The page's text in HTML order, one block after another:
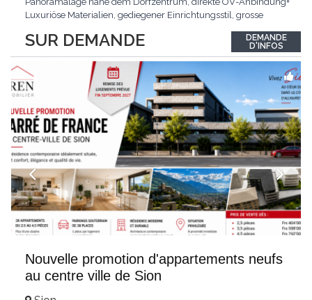
SUR DEMANDE
Luxuriöse Materialien, gediegener Einrichtungsstil, grosse
gemeinschaftliche WaschküchePasst für:Geniesser von
Weitblick und gehobenem WohnkomfortDie Wohnung wird
hochwertig
DEMANDE
D'INFOS
Nouvelle promotion d'appartements neufs
au centre ville de Sion